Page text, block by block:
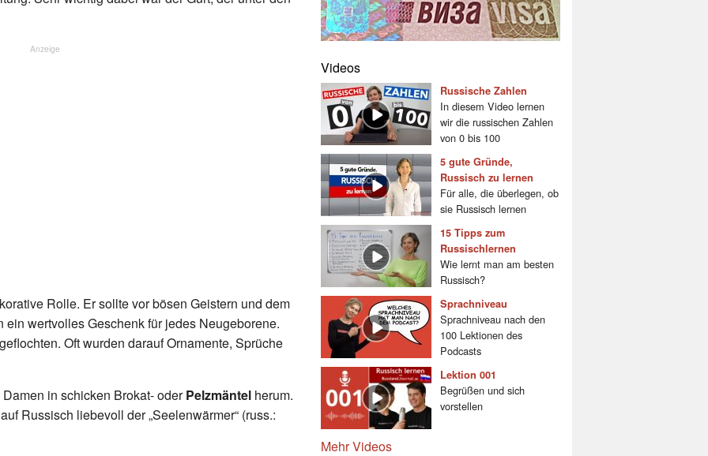
Anzeige
Rolle. Er sollte vor bösen Geistern und dem
wertvolles Geschenk für jedes Neugeborene.
Oft wurden darauf Ornamente, Sprüche
in schicken Brokat- oderPelzmäntel herum.
Russisch liebevoll der „Seelenwärmer“ (russ.:
Videos
Russische Zahlen
In diesem Video lernen
wir die russischen Zahlen
von 0 bis 100
5 gute Gründe,
Russisch zu lernen
Für alle, die überlegen, ob
sie Russisch lernen
15 Tipps zum
Russischlernen
Wie lernt man am besten
Russisch?
Sprachniveau
Sprachniveau nach den
100 Lektionen des
Podcasts
Lektion 001
Begrüßen und sich
vorstellen
Mehr Videos